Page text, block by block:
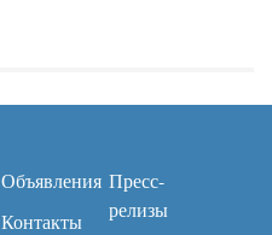
Объявления
Контакты
Пресс-
релизы